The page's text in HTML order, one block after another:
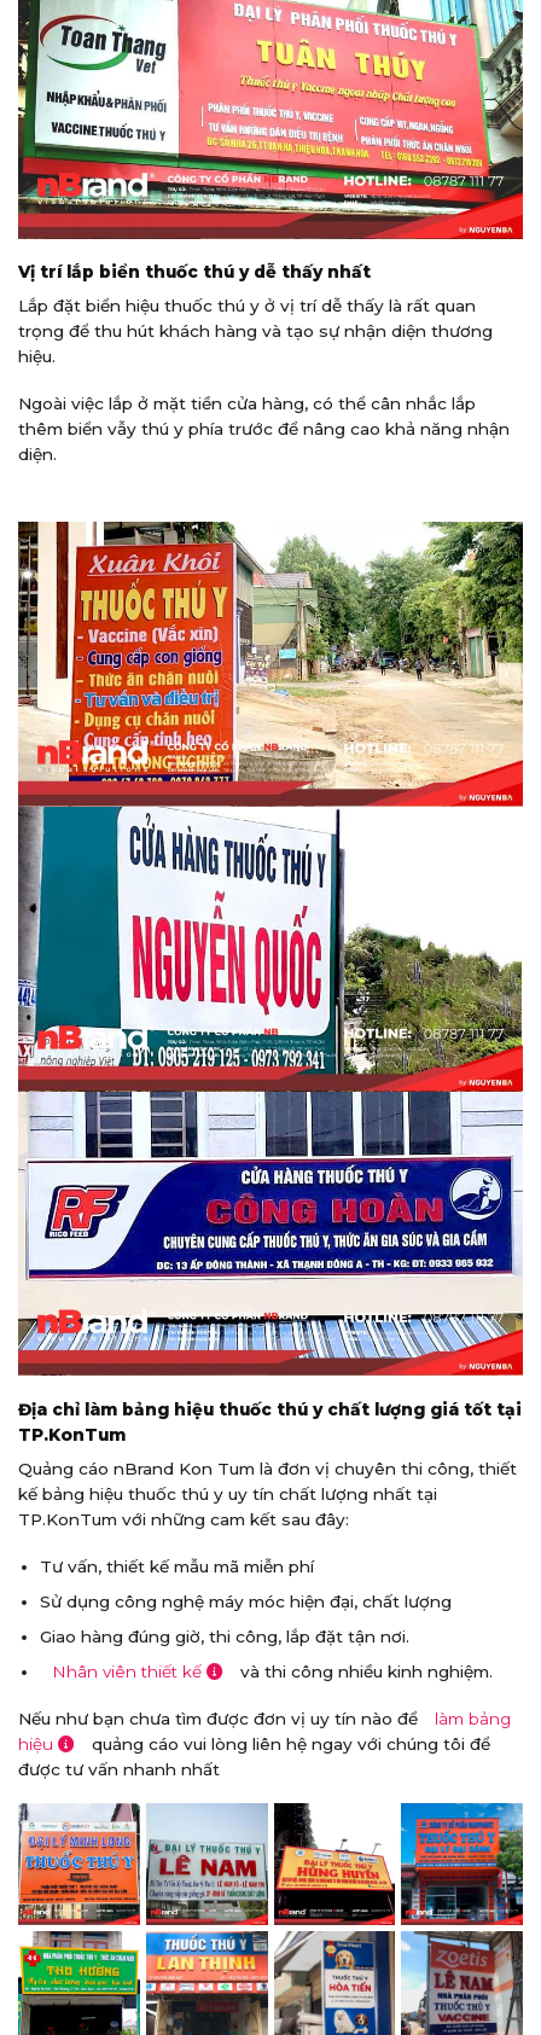
Vị trí lắp biển thuốc thú y dễ thấy nhất
Lắp đặt biển hiệu thuốc thú y ở vị trí dễ thấy là rất quan
trọng để thu hút khách hàng và tạo sự nhận diện thương
hiệu.
Ngoài việc lắp ở mặt tiền cửa hàng, có thể cân nhắc lắp
thêm biển vẫy thú y phía trước để nâng cao khả năng nhận
diện.
Địa chỉ làm bảng hiệu thuốc thú y chất lượng giá tốt tại
TP.KonTum
Quảng cáo nBrand Kon Tum là đơn vị chuyên thi công, thiết
kế bảng hiệu thuốc thú y uy tín chất lượng nhất tại
TP.KonTum với những cam kết sau đây:
Tư vấn, thiết kế mẫu mã miễn phí
Sử dụng công nghệ máy móc hiện đại, chất lượng
Giao hàng đúng giờ, thi công, lắp đặt tận nơi.
Nhân viên thiết kế
và thi công nhiều kinh nghiệm.
Nếu như bạn chưa tìm được đơn vị uy tín nào để
làm bảng
hiệu
quảng cáo vui lòng liên hệ ngay với chúng tôi để
được tư vấn nhanh nhất